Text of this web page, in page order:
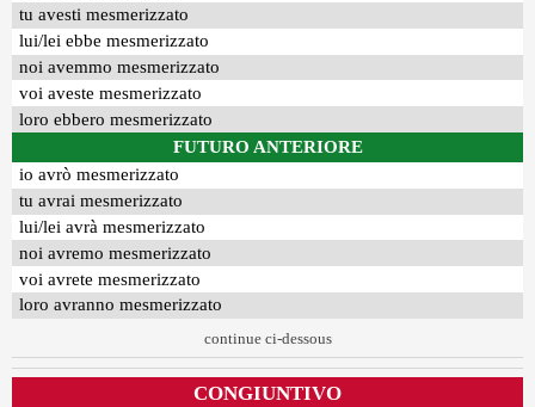
tu avesti mesmerizzato
lui/lei ebbe mesmerizzato
noi avemmo mesmerizzato
voi aveste mesmerizzato
loro ebbero mesmerizzato
FUTURO ANTERIORE
io avrò mesmerizzato
tu avrai mesmerizzato
lui/lei avrà mesmerizzato
noi avremo mesmerizzato
voi avrete mesmerizzato
loro avranno mesmerizzato
continue ci-dessous
CONGIUNTIVO